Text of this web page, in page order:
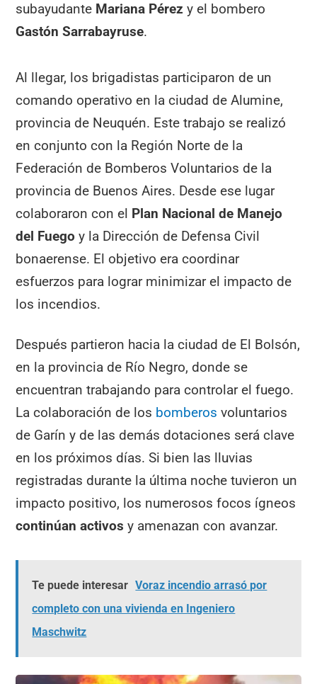
subayudante Mariana Pérez y el bombero
Gastón Sarrabayruse.
Al llegar, los brigadistas participaron de un
comando operativo en la ciudad de Alumine,
provincia de Neuquén. Este trabajo se realizó
en conjunto con la Región Norte de la
Federación de Bomberos Voluntarios de la
provincia de Buenos Aires. Desde ese lugar
colaboraron con el Plan Nacional de Manejo
del Fuego y la Dirección de Defensa Civil
bonaerense. El objetivo era coordinar
esfuerzos para lograr minimizar el impacto de
los incendios.
Después partieron hacia la ciudad de El Bolsón,
en la provincia de Río Negro, donde se
encuentran trabajando para controlar el fuego.
La colaboración de los bomberos voluntarios
de Garín y de las demás dotaciones será clave
en los próximos días. Si bien las lluvias
registradas durante la última noche tuvieron un
impacto positivo, los numerosos focos ígneos
continúan activos y amenazan con avanzar.
Te puede interesar Voraz incendio arrasó por
completo con una vivienda en Ingeniero
Maschwitz